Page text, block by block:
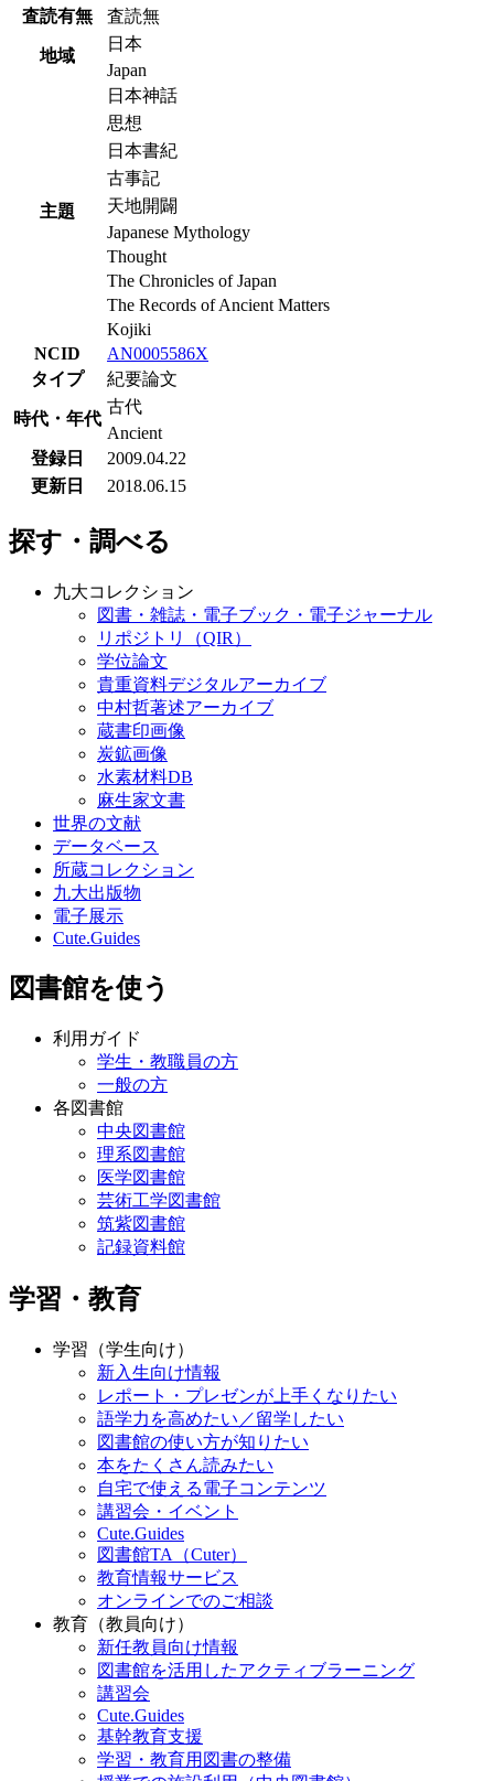
査読有無
査読無
地域
日本
Japan
主題
日本神話
思想
日本書紀
古事記
天地開闢
Japanese Mythology
Thought
The Chronicles of Japan
The Records of Ancient Matters
Kojiki
NCID
AN0005586X
タイプ
紀要論文
時代・年代
古代
Ancient
登録日
2009.04.22
更新日
2018.06.15
探す・調べる
九大コレクション
図書・雑誌・電子ブック・電子ジャーナル
リポジトリ（QIR）
学位論文
貴重資料デジタルアーカイブ
中村哲著述アーカイブ
蔵書印画像
炭鉱画像
水素材料DB
麻生家文書
世界の文献
データベース
所蔵コレクション
九大出版物
電子展示
Cute.Guides
図書館を使う
利用ガイド
学生・教職員の方
一般の方
各図書館
中央図書館
理系図書館
医学図書館
芸術工学図書館
筑紫図書館
記録資料館
学習・教育
学習（学生向け）
新入生向け情報
レポート・プレゼンが上手くなりたい
語学力を高めたい／留学したい
図書館の使い方が知りたい
本をたくさん読みたい
自宅で使える電子コンテンツ
講習会・イベント
Cute.Guides
図書館TA（Cuter）
教育情報サービス
オンラインでのご相談
教育（教員向け）
新任教員向け情報
図書館を活用したアクティブラーニング
講習会
Cute.Guides
基幹教育支援
学習・教育用図書の整備